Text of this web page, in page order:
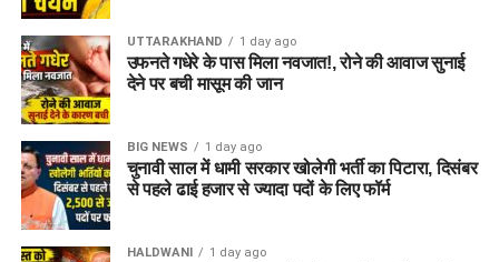
सकेगा। इससे बच्चों और महिलाओं के मानसिक और सामाजिक विकास में
भी मदद मिलने की उम्मीद है।
UTTARAKHAND 1 day ago
उफनते गधेरे के पास मिला नवजात!, रोने की आवाज सुनाई
देने पर बची मासूम की जान
BIG NEWS 1 day ago
चुनावी साल में धामी सरकार खोलेगी भर्ती का पिटारा, दिसंबर
से पहले ढाई हजार से ज्यादा पदों के लिए फॉर्म
HALDWANI 1 day ago